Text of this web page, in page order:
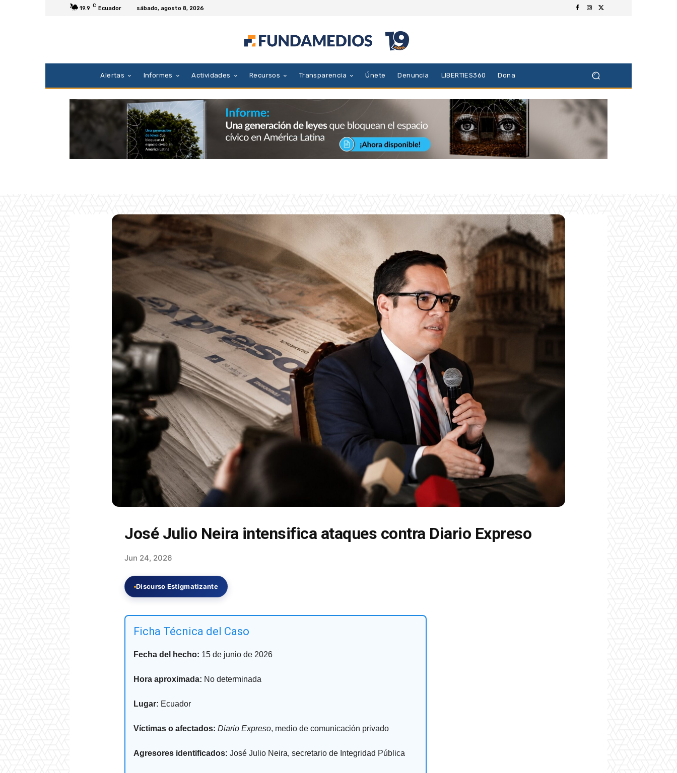
19.9 C Ecuador sábado, agosto 8, 2026
Alertas Informes Actividades Recursos Transparencia Únete Denuncia LIBERTIES360 Dona
José Julio Neira intensifica ataques contra Diario Expreso
Jun 24, 2026
Discurso Estigmatizante
Ficha Técnica del Caso
Fecha del hecho: 15 de junio de 2026
Hora aproximada: No determinada
Lugar: Ecuador
Víctimas o afectados: Diario Expreso, medio de comunicación privado
Agresores identificados: José Julio Neira, secretario de Integridad Pública